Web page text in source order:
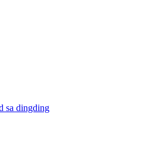
sa dingding